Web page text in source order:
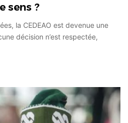
sens ?
la CEDEAO est devenue une
décision n’est respectée,